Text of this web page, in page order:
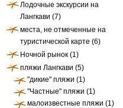
Лодочные экскурсии на
Лангкави (7)
места, не отмеченные на
туристической карте (6)
Ночной рынок (1)
пляжи Лангкави (5)
"дикие" пляжи (1)
"Частные" пляжи (1)
малоизвестные пляжи (1)